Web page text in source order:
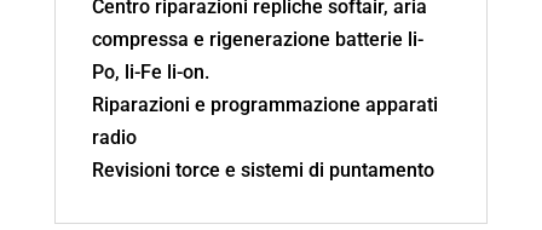
Centro riparazioni repliche softair, aria
compressa e rigenerazione batterie li-
Po, li-Fe li-on.
Riparazioni e programmazione apparati
radio
Revisioni torce e sistemi di puntamento